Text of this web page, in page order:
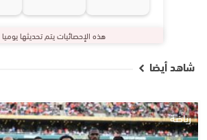
هذه الإحصائيات يتم تحديثها يوميا
شاهد أيضا
رياضة